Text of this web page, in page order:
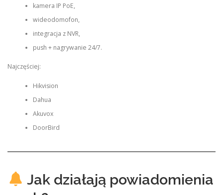
kamera IP PoE,
wideodomofon,
integracja z NVR,
push + nagrywanie 24/7.
Najczęściej:
Hikvision
Dahua
Akuvox
DoorBird
Jak działają powiadomienia